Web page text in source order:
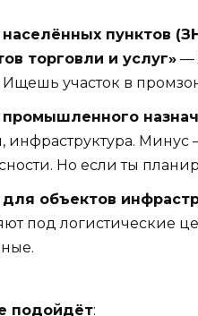
пунктов
торговли и услуг» —
Ищешь участок в
инфраструктура.
Но если ты
объектов
под логистические
подойдёт: